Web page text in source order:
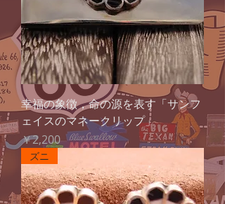
幸福の象徴，命の源を表す「サンフ
ェイスのマネークリップ」
価格
￥2,200
ズニ